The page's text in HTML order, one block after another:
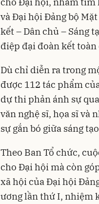
và Đại hội Đảng bộ
kết – Dân chủ – Sáng
điệp đại đoàn kết toàn
Dù chỉ diễn ra trong
được 112 tác phẩm
dự thi phản ánh sự
văn nghệ sĩ, họa sĩ và
sự gắn bó giữa sáng
Theo Ban Tổ chức,
cho Đại hội mà còn
xã hội của Đại hội
ương lần thứ I, nhiệm